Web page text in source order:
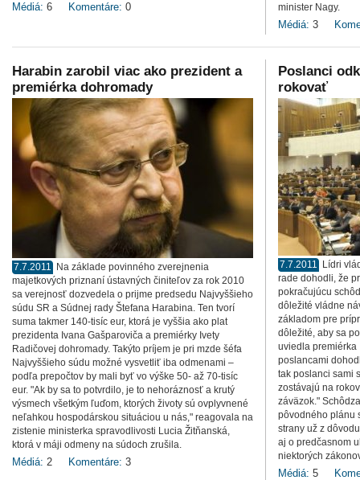
Médiá: 6 Komentáre: 0
minister Nagy.
Médiá: 3
Harabin zarobil viac ako prezident a
premiérka dohromady
7.7.2011
Na základe povinného zverejnenia
majetkových priznaní ústavných činiteľov za rok 2010
sa verejnosť dozvedela o prijme predsedu Najvyššieho
súdu SR a Súdnej rady Štefana Harabina. Ten tvorí
suma takmer 140-tisíc eur, ktorá je vyššia ako plat
prezidenta Ivana Gašparoviča a premiérky Ivety
Radičovej dohromady. Takýto príjem je pri mzde šéfa
Najvyššieho súdu možné vysvetliť iba odmenami –
podľa prepočtov by mali byť vo výške 50- až 70-tisíc
eur. "Ak by sa to potvrdilo, je to nehoráznosť a krutý
výsmech všetkým ľuďom, ktorých životy sú ovplyvnené
neľahkou hospodárskou situáciou u nás," reagovala na
zistenie ministerka spravodlivosti Lucia Žitňanská,
ktorá v máji odmeny na súdoch zrušila.
Médiá: 2 Komentáre: 3
Poslanci
rokovať
7.7.2011
Lídri
rade dohodli, že
pokračujúcu
dôležité vládne
základom pre
dôležité, aby sa
uviedla premiérka
poslancami
tak poslanci sami
zostávajú na
záväzok."
pôvodného plánu
strany už z
aj o predčasnom
niektorých
Médiá: 5